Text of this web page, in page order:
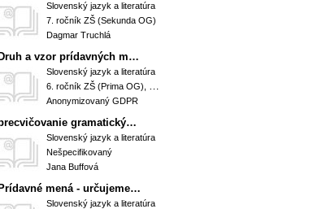
Slovenský jazyk a literatúra
7. ročník ZŠ (Sekunda OG)
Dagmar Truchlá
Druh a vzor prídavných mien
Slovenský jazyk a literatúra
6. ročník ZŠ (Prima OG), 7. ročník ZŠ (Sekunda OG)
Anonymizovaný GDPR
precvičovanie gramatických kategórií podstatných mien, prídavných mien a slovies
Slovenský jazyk a literatúra
Nešpecifikovaný
Jana Buffová
Prídavné mená - určujeme druh prídavných mien
Slovenský jazyk a literatúra